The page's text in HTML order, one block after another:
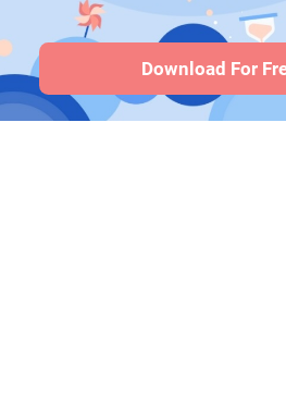
Articles ·Politica
editorialDownload For